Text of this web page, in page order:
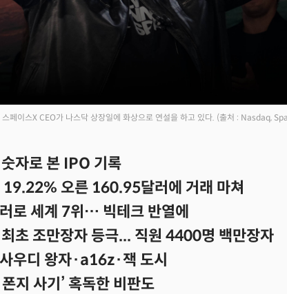
페이스X CEO가 나스닥 상장일에 화상으로 연설을 하고 있다. (출처 : Nasdaq,
자로 본 IPO 기록
오른 160.95달러에 거래 마쳐
로 세계 7위… 빅테크 반열에
초 조만장자 등극... 직원 4400명 백만장자
우디 왕자·a16z·잭 도시
지 사기’ 혹독한 비판도